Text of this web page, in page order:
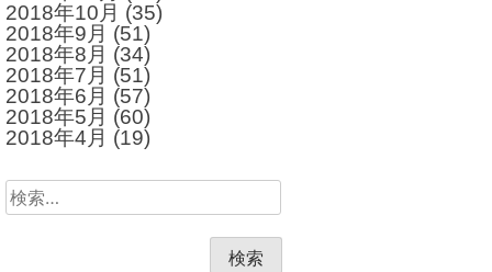
2018年10月 (35)
2018年9月 (51)
2018年8月 (34)
2018年7月 (51)
2018年6月 (57)
2018年5月 (60)
2018年4月 (19)
検
索: